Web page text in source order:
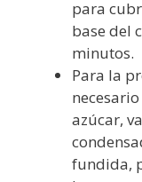
para
base del
minutos.
Para la
azúcar,
fundida,